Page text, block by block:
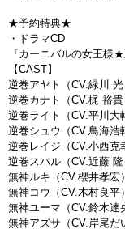
★予約特典★
・ドラマCD
『カーニバルの女王様
【CAST】
逆巻アヤト（CV.緑川 光
逆巻カナト（CV.梶 裕貴
逆巻ライト（CV.平川大
逆巻シュウ（CV.鳥海浩
逆巻レイジ（CV.小西克
逆巻スバル（CV.近藤 隆
無神ルキ（CV.櫻井孝宏）
無神コウ（CV.木村良平）
無神ユーマ（CV.鈴木達
無神アズサ（CV.岸尾だ